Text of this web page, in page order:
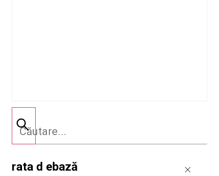
rata d ebază